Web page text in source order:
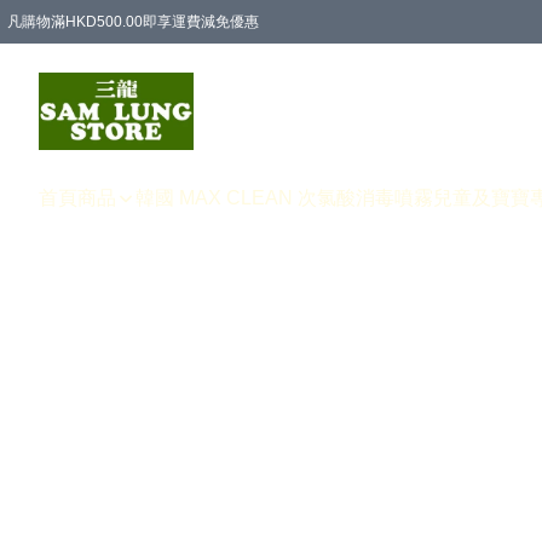
凡購物滿HKD500.00即享運費減免優惠
首頁 商品 韓國 MAX CLEAN 次氯酸消毒噴霧 兒童及寶寶